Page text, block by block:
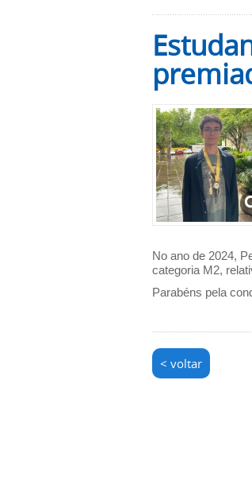
No ano de 2024,
categoria M2,
Parabéns pela
< voltar